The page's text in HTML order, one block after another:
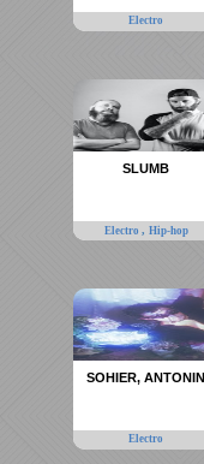
Electro
SLUMB
Electro , Hip-hop
SOHIER, ANTONIN
Electro